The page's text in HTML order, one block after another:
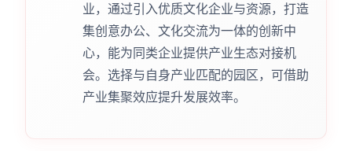
业，通过引入优质文化企业与资源，打造
集创意办公、文化交流为一体的创新中
心，能为同类企业提供产业生态对接机
会。选择与自身产业匹配的园区，可借助
产业集聚效应提升发展效率。